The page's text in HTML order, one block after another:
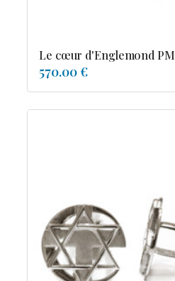
Le cœur d'Englemond PM
570.00 €